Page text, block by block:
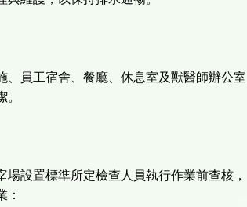
、員工宿舍、餐廳、休息室及獸醫師辦公室
場設置標準所定檢查人員執行作業前查核，
：